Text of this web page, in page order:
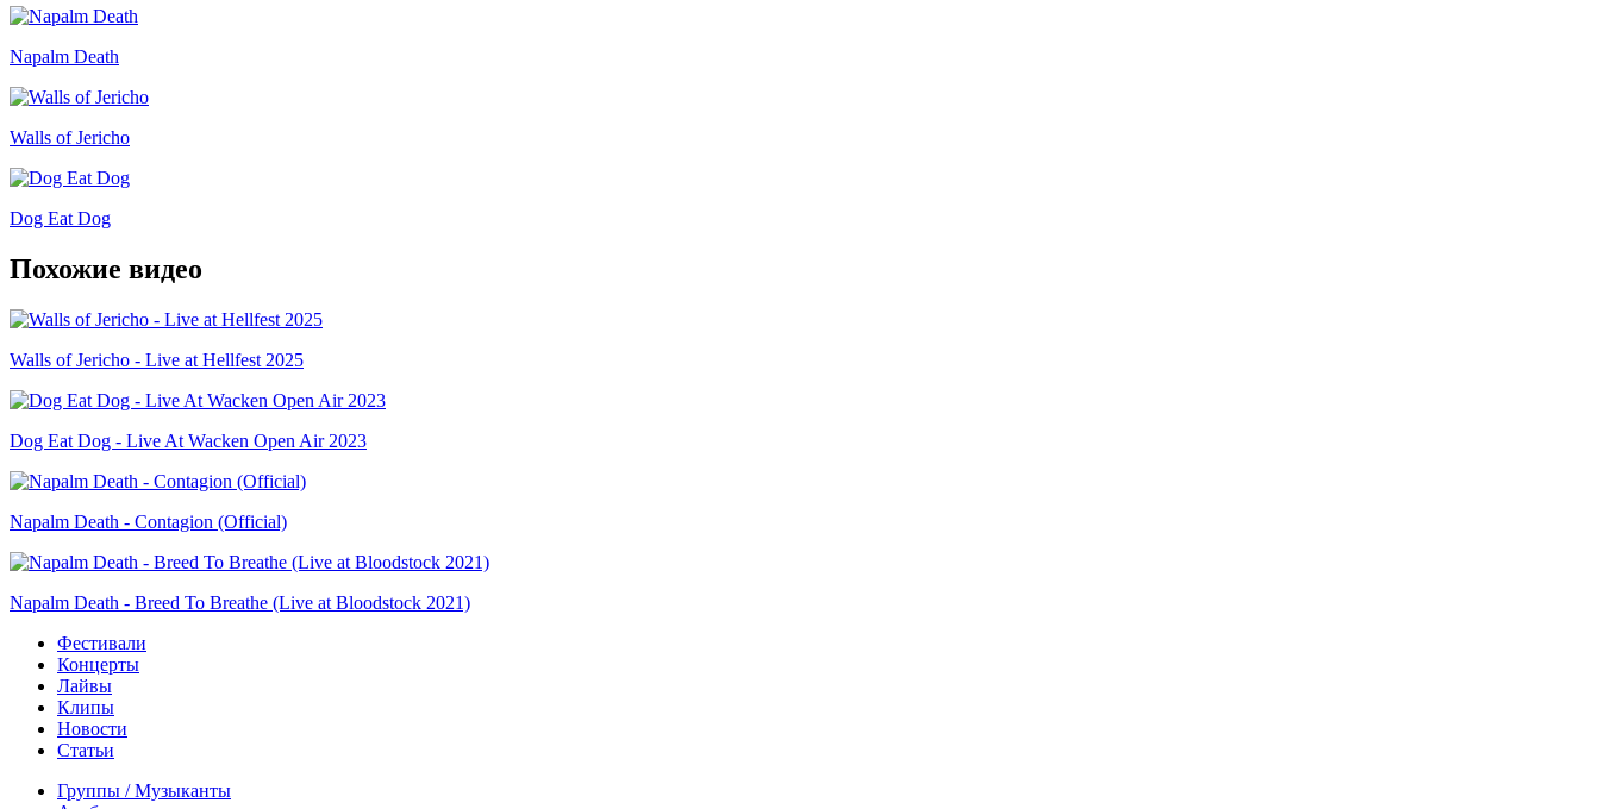
Napalm Death
Walls of Jericho
Dog Eat Dog
Похожие видео
Walls of Jericho - Live at Hellfest 2025
Dog Eat Dog - Live At Wacken Open Air 2023
Napalm Death - Contagion (Official)
Napalm Death - Breed To Breathe (Live at Bloodstock 2021)
Фестивали
Концерты
Лайвы
Клипы
Новости
Статьи
Группы / Музыканты